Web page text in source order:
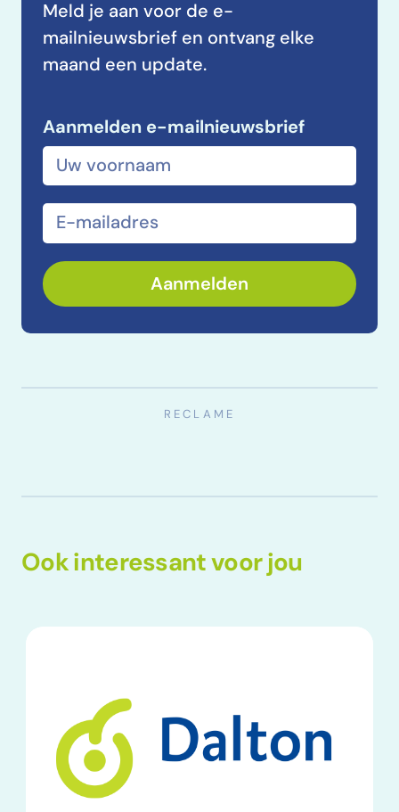
Meld je aan voor de e-
mailnieuwsbrief en ontvang elke
maand een update.
Aanmelden e-mailnieuwsbrief
Voor- en achternaam
E-mailadres
Aanmelden
Ook interessant voor jou